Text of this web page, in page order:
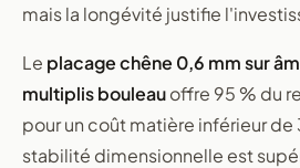
mais la longévité justifie
Le placage chêne 0,6 mm sur
multiplis bouleauoffre 95 % du
pour un coût matière inférieur de
stabilité dimensionnelle est